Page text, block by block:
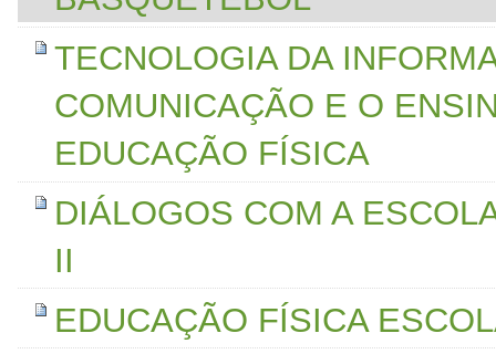
TECNOLOGIA DA
COMUNICAÇÃO E O
EDUCAÇÃO FÍSICA
DIÁLOGOS COM A
II
EDUCAÇÃO FÍSICA